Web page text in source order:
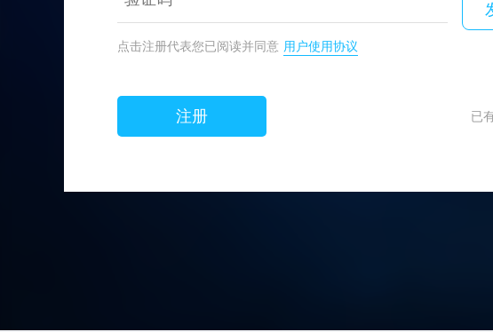
点击注册代表您已阅读并同意 用户使用协议
注册 已